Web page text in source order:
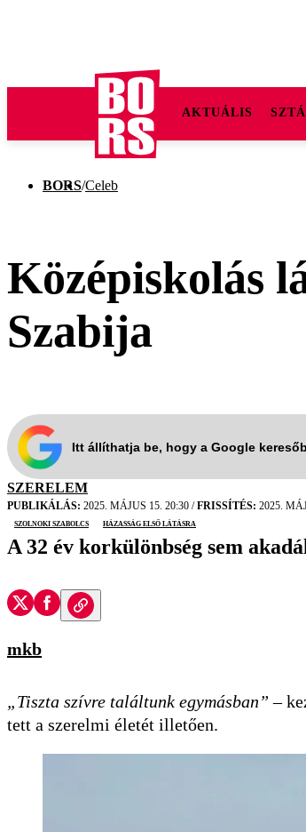
AKTUÁLIS
BORS/Celeb
Középiskolás
Szabija
Itt állíthatja be, hogy a Google
SZERELEM
PUBLIKÁLÁS: 2025. MÁJUS 15. 20:30 /FRISSÍTÉS: 2025.
Szolnoki Szabolcs
Házasság első látásra
A 32 év korkülönbség sem
mkb
„Tiszta szívre találtunk egymásban” –
tett a szerelmi életét illetően.